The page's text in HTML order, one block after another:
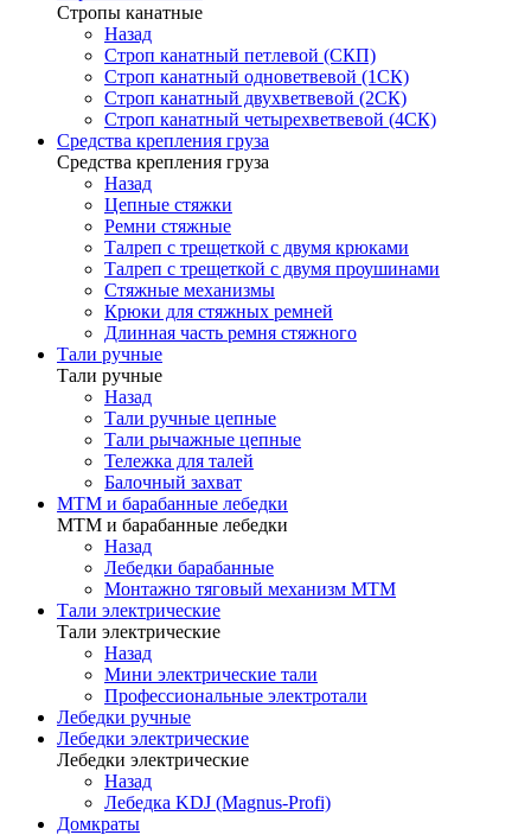
Стропы канатные
Назад
Строп канатный петлевой (СКП)
Строп канатный одноветвевой (1СК)
Строп канатный двухветвевой (2СК)
Строп канатный четырехветвевой (4СК)
Средства крепления груза
Средства крепления груза
Назад
Цепные стяжки
Ремни стяжные
Талреп с трещеткой с двумя крюками
Талреп с трещеткой с двумя проушинами
Стяжные механизмы
Крюки для стяжных ремней
Длинная часть ремня стяжного
Тали ручные
Тали ручные
Назад
Тали ручные цепные
Тали рычажные цепные
Тележка для талей
Балочный захват
МТМ и барабанные лебедки
МТМ и барабанные лебедки
Назад
Лебедки барабанные
Монтажно тяговый механизм МТМ
Тали электрические
Тали электрические
Назад
Мини электрические тали
Профессиональные электротали
Лебедки ручные
Лебедки электрические
Лебедки электрические
Назад
Лебедка KDJ (Magnus-Profi)
Домкраты